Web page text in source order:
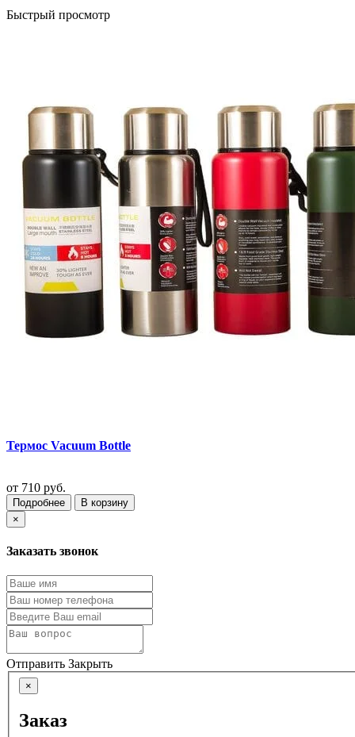
Быстрый просмотр
Термос Vacuum Bottle
от 710 руб.
Подробнее
В корзину
×
Заказать звонок
Отправить Закрыть
×
Заказ